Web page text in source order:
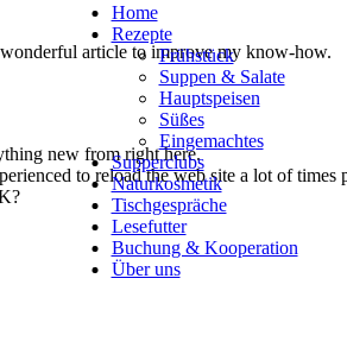
Home
Rezepte
Frühstück
Suppen & Salate
Hauptspeisen
Süßes
Eingemachtes
Supperclubs
Naturkosmetik
Tischgespräche
Lesefutter
Buchung & Kooperation
Über uns
article to improve my know-how.
new from right here.
to reload the web site a lot of times